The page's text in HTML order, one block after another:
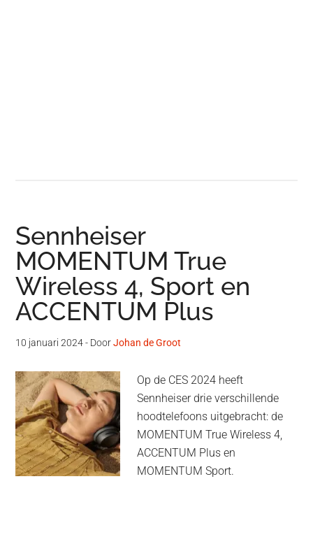
Sennheiser
MOMENTUM True
Wireless 4, Sport en
ACCENTUM Plus
10 januari 2024- DoorJohan de Groot
Op de CES 2024 heeft
Sennheiser drie verschillende
hoodtelefoons uitgebracht: de
MOMENTUM True Wireless 4,
ACCENTUM Plus en
MOMENTUM Sport.